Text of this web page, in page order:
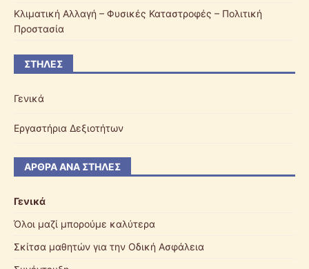
Κλιματική Αλλαγή – Φυσικές Καταστροφές – Πολιτική
Προστασία
ΣΤΉΛΕΣ
Γενικά
Εργαστήρια Δεξιοτήτων
ΆΡΘΡΑ ΑΝΆ ΣΤΉΛΕΣ
Γενικά
Όλοι μαζί μπορούμε καλύτερα
Σκίτσα μαθητών για την Οδική Ασφάλεια